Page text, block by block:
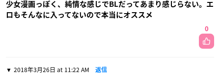
少女漫画っぽく、純情な感じでBLだってあまり感じらない。エ
ロもそんなに入ってないので本当にオススメ
0
2018年3月26日 at 11:22 AM 返信